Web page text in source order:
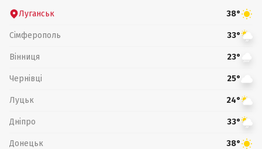
Луганськ 38°
Сімферополь 33°
Вінниця 23°
Чернівці 25°
Луцьк 24°
Дніпро 33°
Донецьк 38°